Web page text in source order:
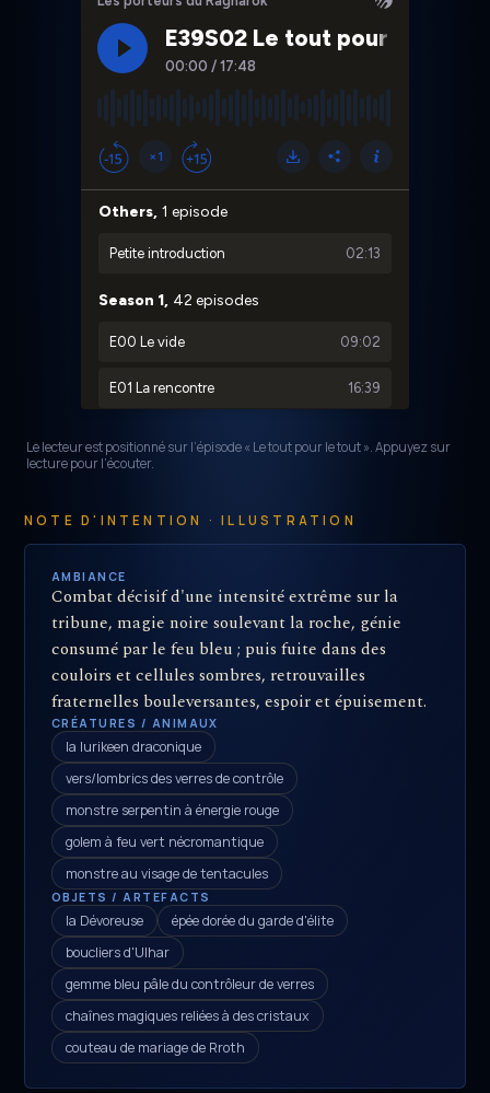
Le lecteur est positionné sur l’épisode « Le tout pour le tout ». Appuyez sur
lecture pour l’écouter.
NOTE D'INTENTION · ILLUSTRATION
AMBIANCE
Combat décisif d'une intensité extrême sur la
tribune, magie noire soulevant la roche, génie
consumé par le feu bleu ; puis fuite dans des
couloirs et cellules sombres, retrouvailles
fraternelles bouleversantes, espoir et épuisement.
CRÉATURES / ANIMAUX
la lurikeen draconique
vers/lombrics des verres de contrôle
monstre serpentin à énergie rouge
golem à feu vert nécromantique
monstre au visage de tentacules
OBJETS / ARTEFACTS
la Dévoreuse
épée dorée du garde d'élite
boucliers d'Ulhar
gemme bleu pâle du contrôleur de verres
chaînes magiques reliées à des cristaux
couteau de mariage de Rroth